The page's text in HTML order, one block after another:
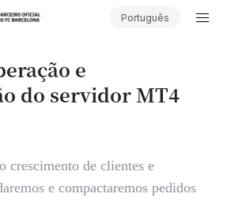
Português
e
do servidor MT4
crescimento de clientes e
e compactaremos pedidos